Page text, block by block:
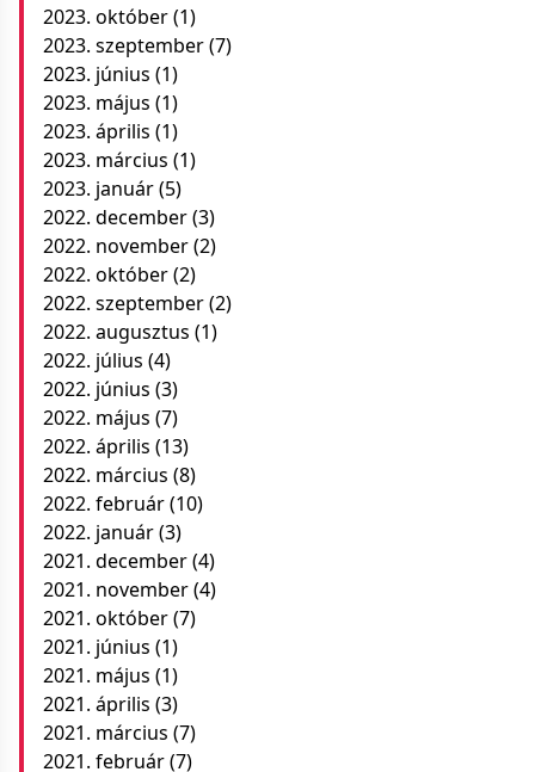
2023. október(1)
2023. szeptember(7)
2023. június (1)
2023. május (1)
2023. április (1)
2023. március (1)
2023. január(5)
2022. december(3)
2022. november(2)
2022. október(2)
2022. szeptember(2)
2022. augusztus (1)
2022. július (4)
2022. június (3)
2022. május (7)
2022. április (13)
2022. március (8)
2022. február(10)
2022. január(3)
2021. december(4)
2021. november(4)
2021. október(7)
2021. június (1)
2021. május (1)
2021. április (3)
2021. március (7)
2021. február(7)